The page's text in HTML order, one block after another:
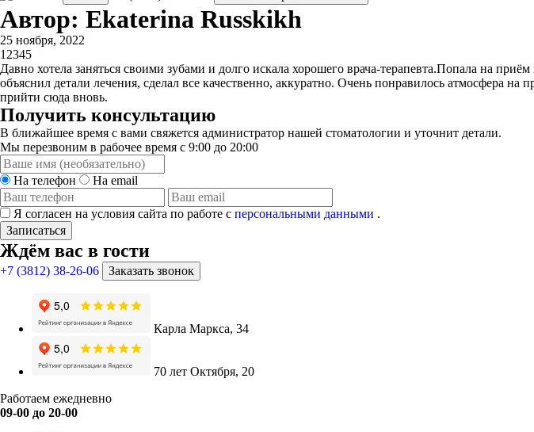
Автор: Ekaterina Russkikh
25 ноября, 2022
1 2345
Давно хотела заняться своими зубами и долго искала хорошего врача-терапевта.Попала на
объяснил детали лечения, сделал все качественно, аккуратно. Очень понравилось атмосфера
прийти сюда вновь.
Получить консультацию
В ближайшее время с вами свяжется администратор нашей стоматологии и уточнит детали.
Мы перезвоним в рабочее время с 9:00 до 20:00
На телефон На email
Я согласен на условия сайта по работе с персональными данными .
Записаться
Ждём вас в гости
+7 (3812) 38-26-06 Заказать звонок
Карла Маркса, 34
70 лет Октября, 20
Работаем ежедневно
09-00 до 20-00